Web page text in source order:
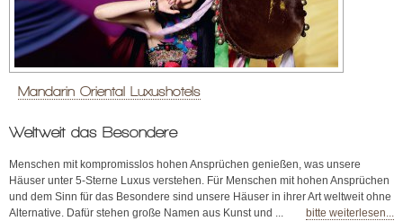
Mandarin Oriental Luxushotels
Weltweit das Besondere
Menschen mit kompromisslos hohen Ansprüchen genießen, was unsere
Häuser unter 5-Sterne Luxus verstehen. Für Menschen mit hohen Ansprüchen
und dem Sinn für das Besondere sind unsere Häuser in ihrer Art weltweit ohne
Alternative. Dafür stehen große Namen aus Kunst und ...
bitte weiterlesen...